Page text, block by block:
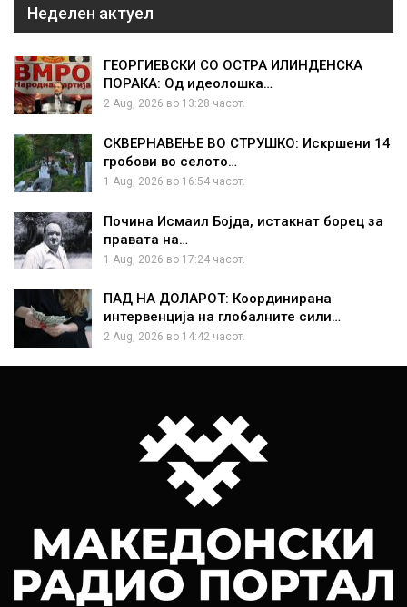
Неделен актуел
ГЕОРГИЕВСКИ СО ОСТРА ИЛИНДЕНСКА
ПОРАКА: Од идеолошка…
2 Aug, 2026 во 13:28 часот.
СКВЕРНАВЕЊЕ ВО СТРУШКО: Искршени 14
гробови во селото…
1 Aug, 2026 во 16:54 часот.
Почина Исмаил Бојда, истакнат борец за
правата на…
1 Aug, 2026 во 17:24 часот.
ПАД НА ДОЛАРОТ: Координирана
интервенција на глобалните сили…
2 Aug, 2026 во 14:42 часот.